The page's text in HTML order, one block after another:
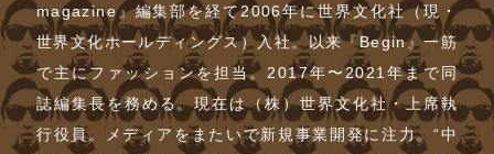
magazine』編集部を経て2006年に世界文化社（現・
世界文化ホールディングス）入社。以来『Begin』一筋
で主にファッションを担当。2017年〜2021年まで同
誌編集長を務める。現在は（株）世界文化社・上席執
行役員。メディアをまたいで新規事業開発に注力。“中